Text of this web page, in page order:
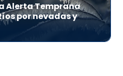
Alerta Temprana
por nevadas y